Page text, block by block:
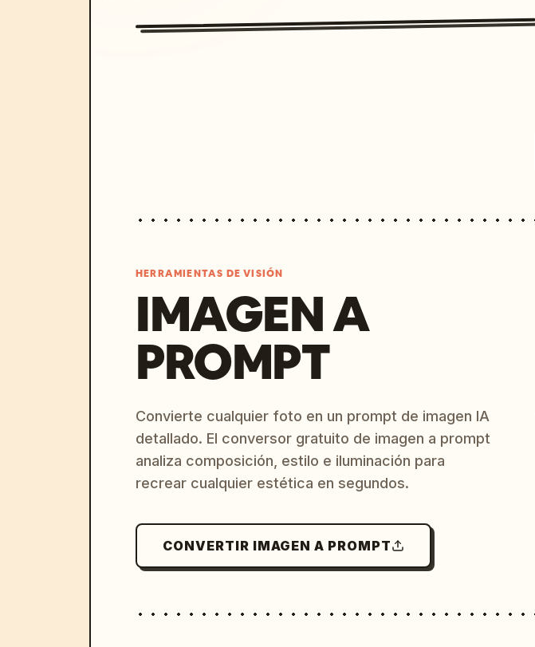
HERRAMIENTAS DE VISIÓN
IMAGEN A
PROMPT
Convierte cualquier foto en un prompt de imagen IA
detallado. El conversor gratuito de imagen a prompt
analiza composición, estilo e iluminación para
recrear cualquier estética en segundos.
CONVERTIR IMAGEN A PROMPT